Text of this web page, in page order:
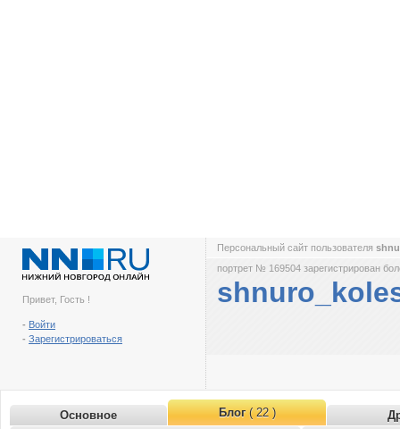
Привет, Гость !
- Войти
- Зарегистрироваться
Персональный сайт пользователя
портрет № 169504 зарегистрирован
Основное Блог( 22 )